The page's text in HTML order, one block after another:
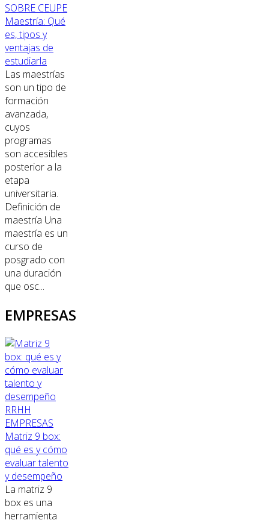
SOBRE CEUPE
Maestría: Qué
es, tipos y
ventajas de
estudiarla
Las maestrías
son un tipo de
formación
avanzada,
cuyos
programas
son accesibles
posterior a la
etapa
universitaria.
Definición de
maestría Una
maestría es un
curso de
posgrado con
una duración
que osc...
EMPRESAS
RRHH
EMPRESAS
Matriz 9 box:
qué es y cómo
evaluar talento
y desempeño
La matriz 9
box es una
herramienta